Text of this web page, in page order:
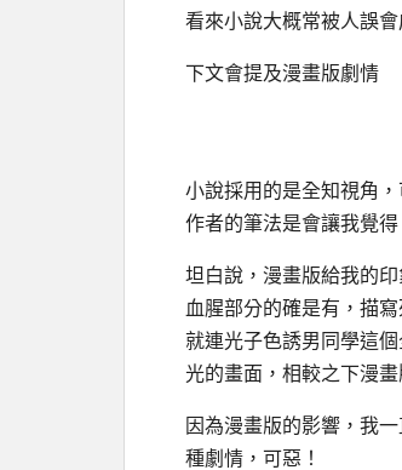
看來小說大概常被人誤
下文會提及漫畫版劇情
小說採用的是全知視角
作者的筆法是會讓我覺
坦白說，漫畫版給我的
血腥部分的確是有，描
就連光子色誘男同學這
光的畫面，相較之下漫
因為漫畫版的影響，我
種劇情，可惡！